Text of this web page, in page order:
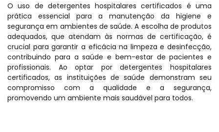
O uso de detergentes hospitalares certificados é uma
prática essencial para a manutenção da higiene e
segurança em ambientes de saúde. A escolha de produtos
adequados, que atendam às normas de certificação, é
crucial para garantir a eficácia na limpeza e desinfecção,
contribuindo para a saúde e bem-estar de pacientes e
profissionais. Ao optar por detergentes hospitalares
certificados, as instituições de saúde demonstram seu
compromisso com a qualidade e a segurança,
promovendo um ambiente mais saudável para todos.